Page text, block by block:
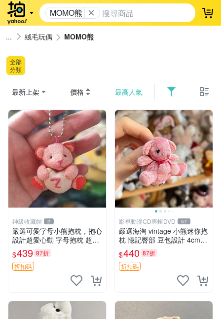
MOMO熊 登
絨毛玩偶 MOMO熊
全部
分類
最新上架 價格 最高人氣
神級收藏館 2
嚴選可愛字母小熊抱枕，抱心
設計超愛心動 字母抱枕 超大
尺寸 掛飾 小熊造型 推薦收藏
抱枕掛飾 字母抱枕 小熊抱枕
$439 87折
折扣碼
影視動漫CD專輯DVD 57
嚴選海淘 vintage 小熊迷你抱
枕 憶記臀部 豆包設計 4cm
高 推薦收藏 迷你豆包小熊、
高臀部、豆袋抱枕
$440 87折
折扣碼